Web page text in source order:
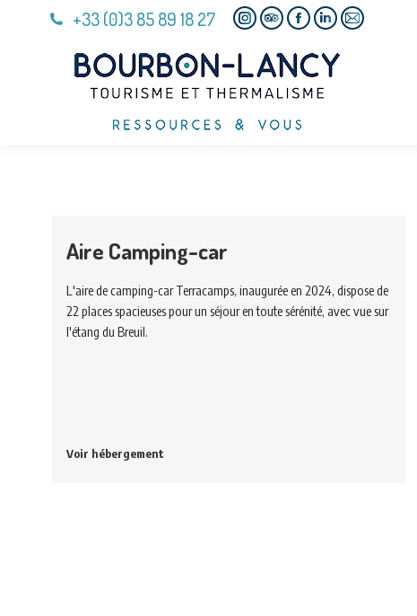
+33 (0)3 85 89 18 27
Instagram
page
opens
in
new
TripAdvisor
page
opens
in
new
Facebook
page
opens
in
new
Linkedin
page
opens
E-
Aire Camping-car
L'aire de camping-car Terracamps, inaugurée en 2024, dispose de
22 places spacieuses pour un séjour en toute sérénité, avec vue sur
l'étang du Breuil.
Voir hébergement